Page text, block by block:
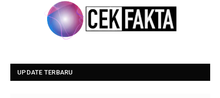
UPDATE TERBARU